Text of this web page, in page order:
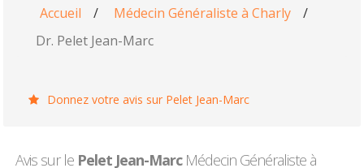
Accueil / Médecin Généraliste à Charly
/
Dr. Pelet Jean-Marc
Donnez votre avis sur Pelet Jean-Marc
Avis sur le Pelet Jean-MarcMédecin Généraliste à